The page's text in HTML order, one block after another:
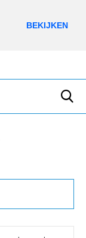
BEKIJKEN